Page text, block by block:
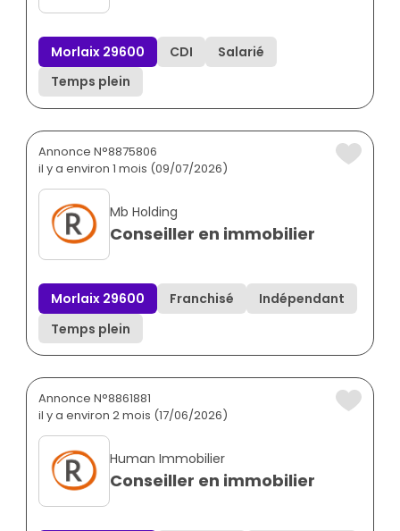
Morlaix 29600 CDI
Salarié
Temps plein
Annonce N°8875806
il y a environ 1 mois (09/07/2026)
Mb Holding
Conseiller en immobilier
Morlaix 29600 Franchisé
Indépendant
Temps plein
Annonce N°8861881
il y a environ 2 mois (17/06/2026)
Human Immobilier
Conseiller en immobilier